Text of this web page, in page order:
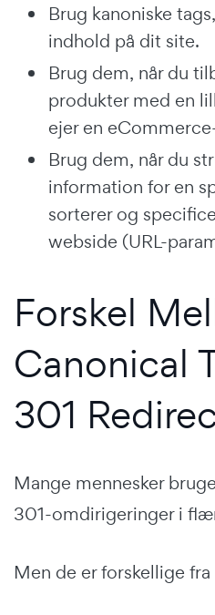
Brug kanoniske
indhold på dit site.
Brug dem, når du
produkter med en
ejer en
Brug dem, når du
information for en
sorterer og
webside (URL-
Forskel
Canonical
301
Mange mennesker
301-omdirigeringer i
Men de er forskellige fra